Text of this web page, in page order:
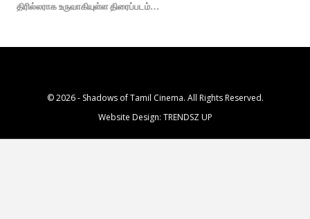
திரில்லராக உருவாகியுள்ள திரைப்படம்…
© 2026 - Shadows of Tamil Cinema. All Rights Reserved.
Website Design: TRENDSZ UP